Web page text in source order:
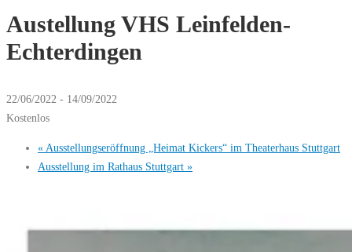
Austellung VHS Leinfelden-
Echterdingen
22/06/2022 - 14/09/2022
Kostenlos
« Ausstellungseröffnung „Heimat Kickers“ im Theaterhaus Stuttgart
Ausstellung im Rathaus Stuttgart »